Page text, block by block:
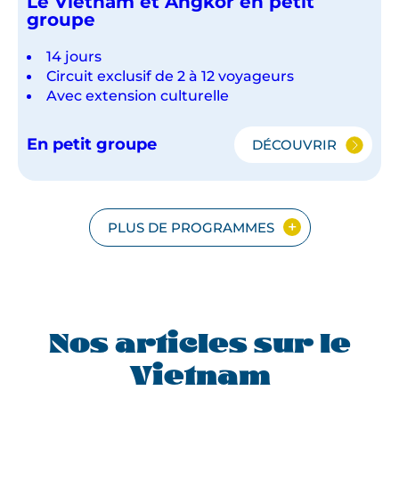
groupe
14 jours
Circuit exclusif de 2 à 12 voyageurs
Avec extension culturelle
En petit groupe DÉCOUVRIR
LE
ANGKOR
EN
PETIT
PLUS DE PROGRAMMES
Nos articles sur le
Vietnam